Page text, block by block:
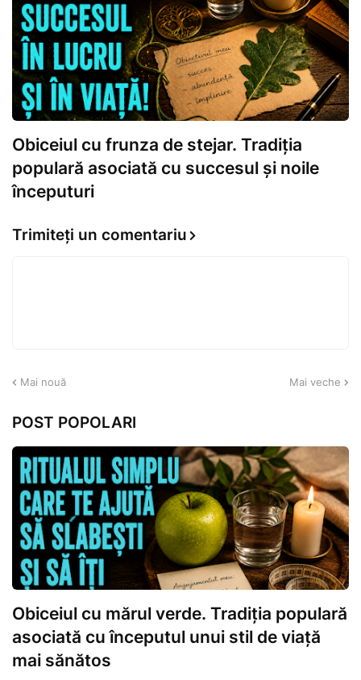
Obiceiul cu frunza de stejar. Tradiția
populară asociată cu succesul și noile
începuturi
Trimiteți un comentariu
Mai nouă Mai veche
POST POPOLARI
Obiceiul cu mărul verde. Tradiția populară
asociată cu începutul unui stil de viață
mai sănătos